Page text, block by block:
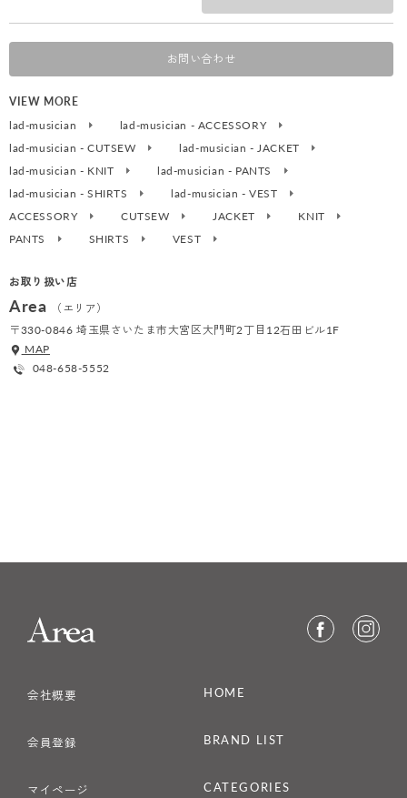
お問い合わせ
VIEW MORE
lad-musician
lad-musician - ACCESSORY
lad-musician - CUTSEW
lad-musician - JACKET
lad-musician - KNIT
lad-musician - PANTS
lad-musician - SHIRTS
lad-musician - VEST
ACCESSORY
CUTSEW JACKET
KNIT
PANTS
SHIRTS VEST
お取り扱い店
Area
（エリア）
〒330-0846 埼玉県さいたま市大宮区大門町2丁目12石田ビル1F
MAP
048-658-5552
会社概要
会員登録
マイページ
HOME
BRAND LIST
CATEGORIES